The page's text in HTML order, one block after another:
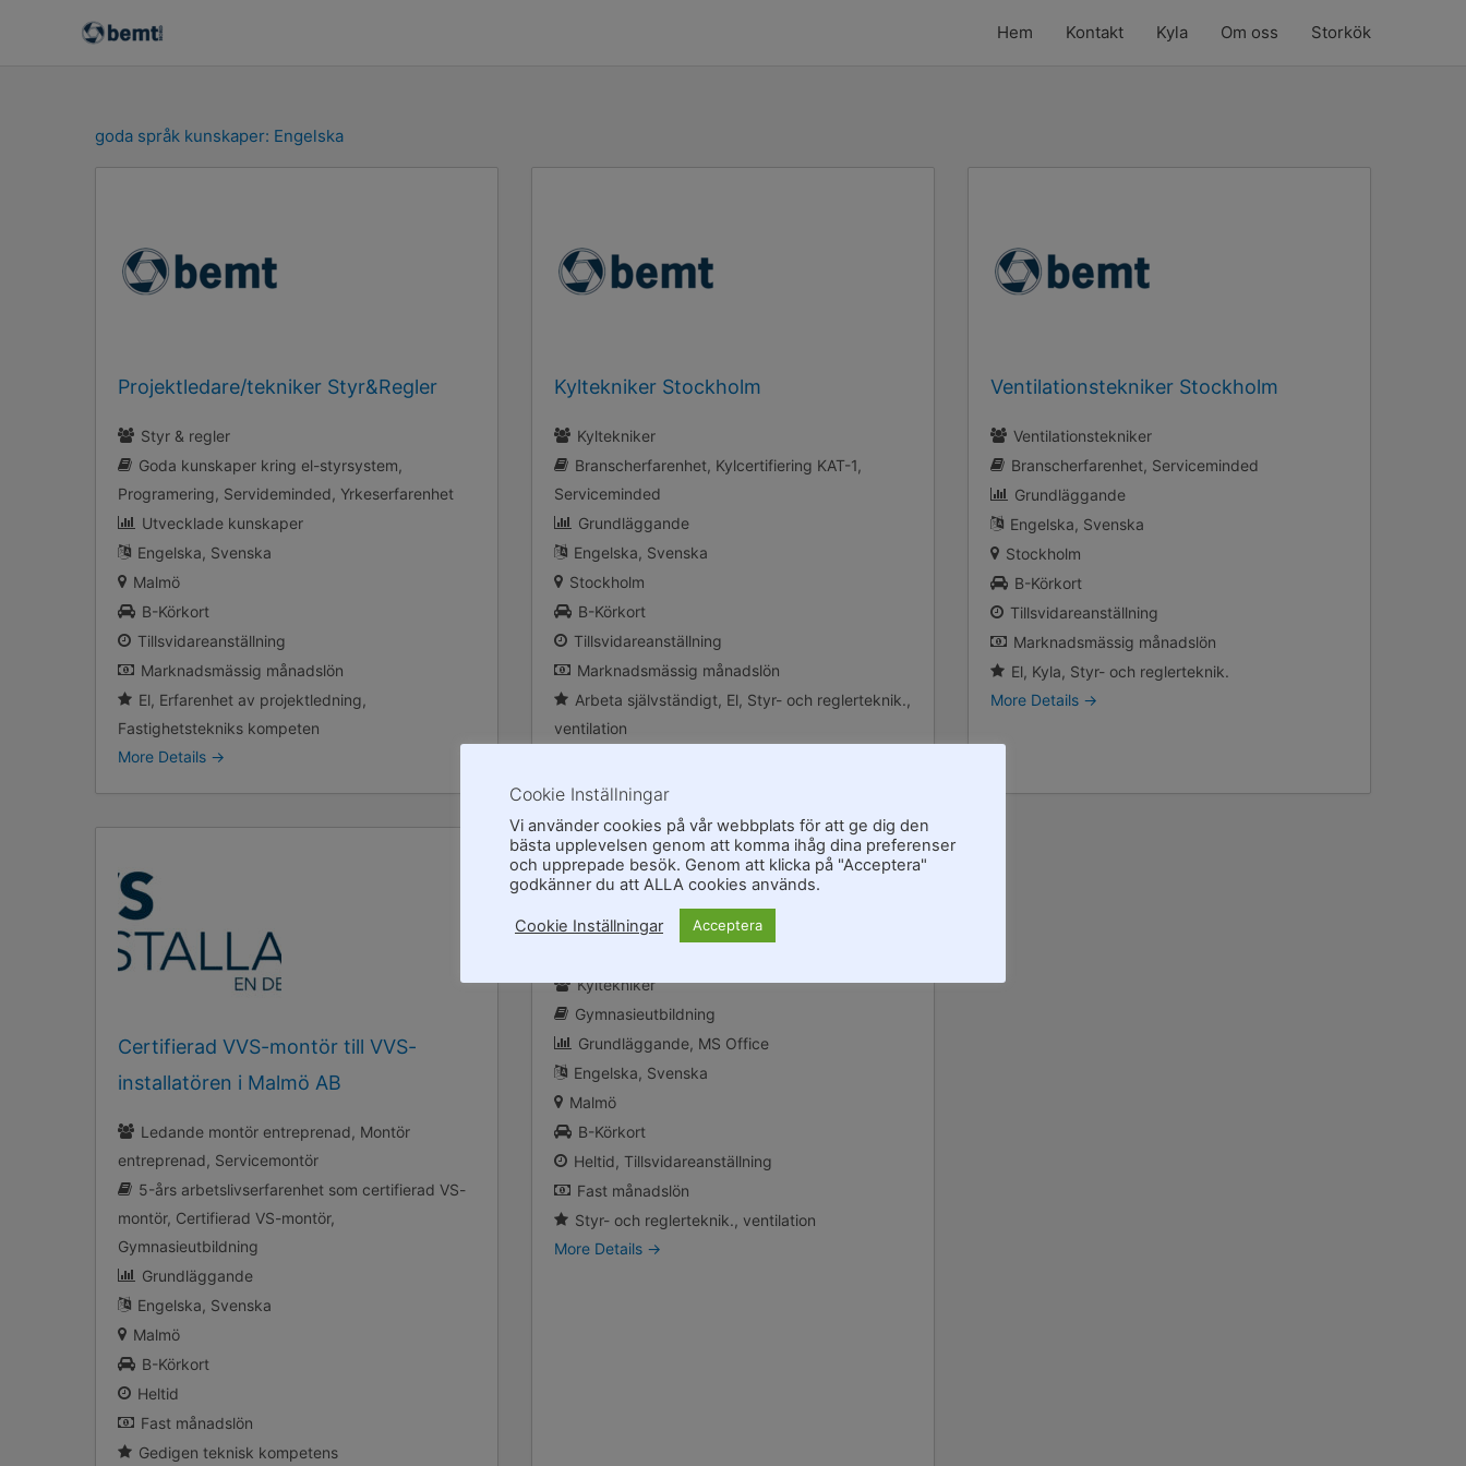
Hem Kontakt Kyla Om oss Storkök
goda språk kunskaper: Engelska
Projektledare/tekniker Styr&Regler
Styr & regler
Goda kunskaper kring el-styrsystem
Programering Servideminded Yrkeserfarenhet
Utvecklade kunskaper
Engelska Svenska
Malmö
B-Körkort
Tillsvidareanställning
Marknadsmässig månadslön
El Erfarenhet av projektledning
Fastighetstekniks kompeten
More Details
Kyltekniker Stockholm
Kyltekniker
Branscherfarenhet Kylcertifiering KAT-1
Serviceminded
Grundläggande
Engelska Svenska
Stockholm
B-Körkort
Tillsvidareanställning
Marknadsmässig månadslön
Arbeta självständigt El Styr- och reglerteknik.
ventilation
Ventilationstekniker Stockholm
Ventilationstekniker
Branscherfarenhet Serviceminded
Grundläggande
Engelska Svenska
Stockholm
B-Körkort
Tillsvidareanställning
Marknadsmässig månadslön
El Kyla Styr- och reglerteknik.
More Details
Certifierad VVS-montör till VVS-
installatören i Malmö AB
Ledande montör entreprenad Montör
entreprenad Servicemontör
5-års arbetslivserfarenhet som certifierad VS-
montör Certifierad VS-montör
Gymnasieutbildning
Grundläggande
Engelska Svenska
Malmö
B-Körkort
Heltid
Fast månadslön
Gedigen teknisk kompetens
Kyltekniker – Malmö
Kyltekniker
Gymnasieutbildning
Grundläggande MS Office
Engelska Svenska
Malmö
B-Körkort
Heltid Tillsvidareanställning
Fast månadslön
Styr- och reglerteknik. ventilation
More Details
Cookie Inställningar
Vi använder cookies på vår webbplats för att ge dig den
bästa upplevelsen genom att komma ihåg dina preferenser
och upprepade besök. Genom att klicka på "Acceptera"
godkänner du att ALLA cookies används.
Cookie Inställningar Acceptera